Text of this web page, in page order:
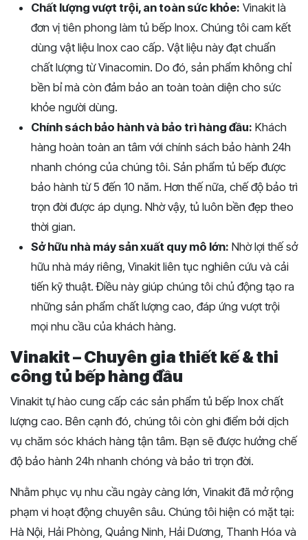
Chất lượng vượt trội, an toàn sức khỏe: Vinakit là
đơn vị tiên phong làm tủ bếp Inox. Chúng tôi cam kết
dùng vật liệu Inox cao cấp. Vật liệu này đạt chuẩn
chất lượng từ Vinacomin. Do đó, sản phẩm không chỉ
bền bỉ mà còn đảm bảo an toàn toàn diện cho sức
khỏe người dùng.
Chính sách bảo hành và bảo trì hàng đầu: Khách
hàng hoàn toàn an tâm với chính sách bảo hành 24h
nhanh chóng của chúng tôi. Sản phẩm tủ bếp được
bảo hành từ 5 đến 10 năm. Hơn thế nữa, chế độ bảo trì
trọn đời được áp dụng. Nhờ vậy, tủ luôn bền đẹp theo
thời gian.
Sở hữu nhà máy sản xuất quy mô lớn: Nhờ lợi thế sở
hữu nhà máy riêng, Vinakit liên tục nghiên cứu và cải
tiến kỹ thuật. Điều này giúp chúng tôi chủ động tạo ra
những sản phẩm chất lượng cao, đáp ứng vượt trội
mọi nhu cầu của khách hàng.
Vinakit – Chuyên gia thiết kế & thi
công tủ bếp hàng đầu
Vinakit tự hào cung cấp các sản phẩm tủ bếp Inox chất
lượng cao. Bên cạnh đó, chúng tôi còn ghi điểm bởi dịch
vụ chăm sóc khách hàng tận tâm. Bạn sẽ được hưởng chế
độ bảo hành 24h nhanh chóng và bảo trì trọn đời.
Nhằm phục vụ nhu cầu ngày càng lớn, Vinakit đã mở rộng
phạm vi hoạt động chuyên sâu. Chúng tôi hiện có mặt tại:
Hà Nội, Hải Phòng, Quảng Ninh, Hải Dương, Thanh Hóa và